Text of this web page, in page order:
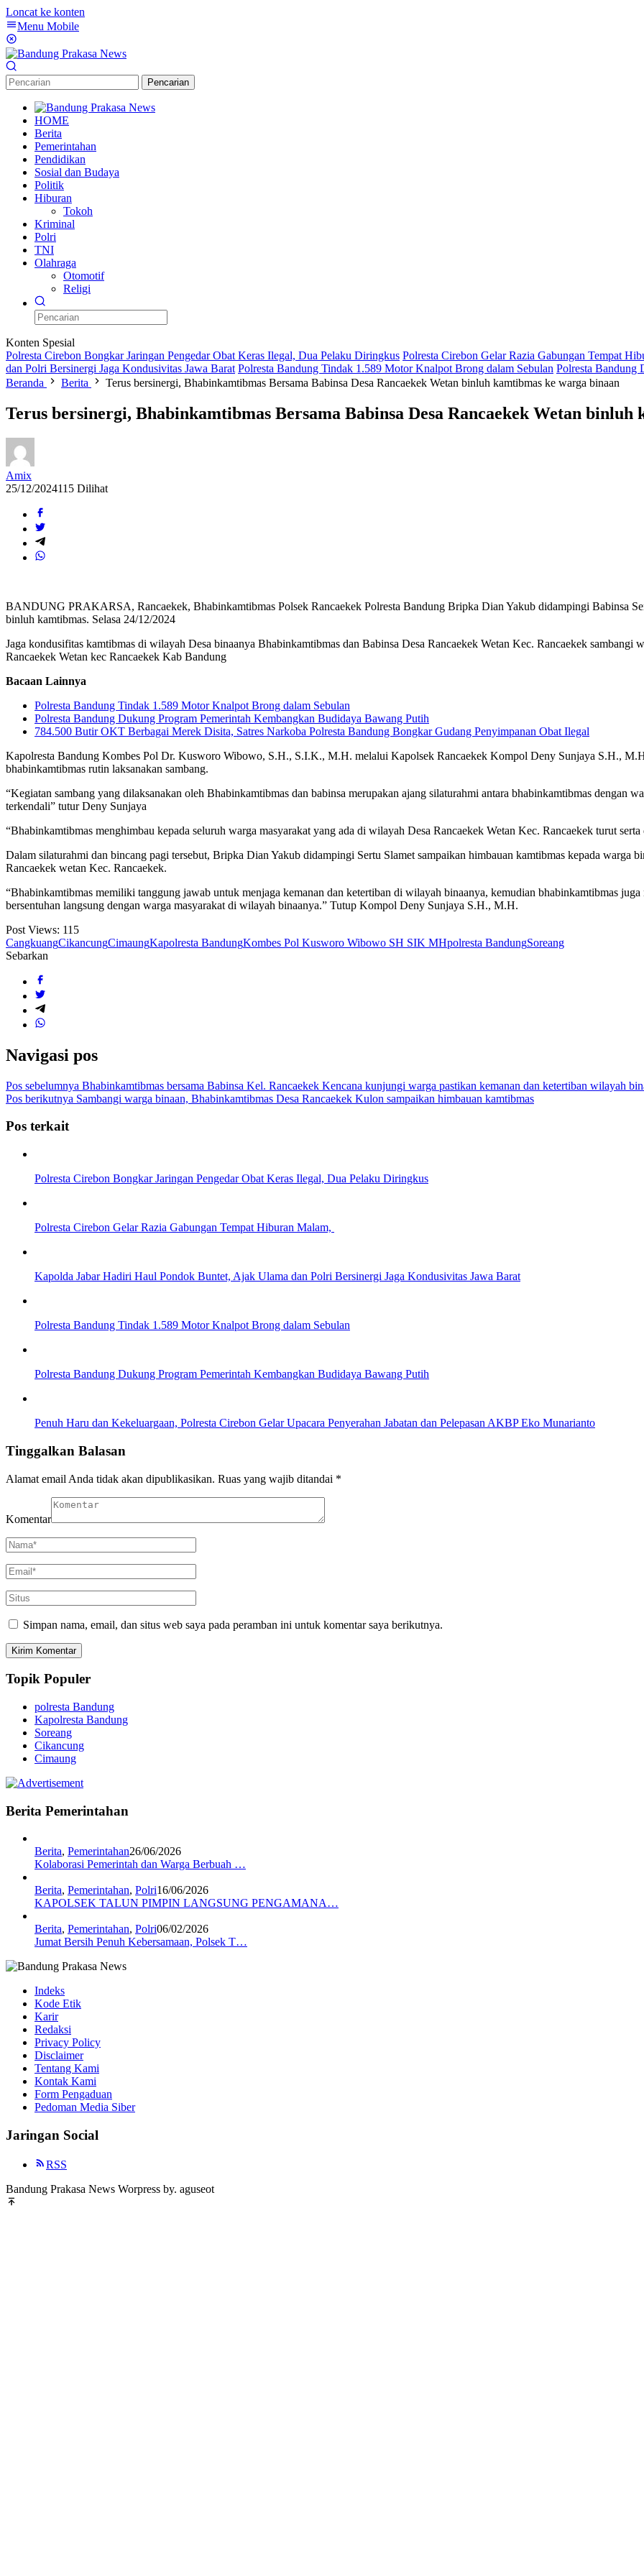
Loncat ke konten
Menu Mobile
Pencarian
HOME
Berita
Pemerintahan
Pendidikan
Sosial dan Budaya
Politik
Hiburan
Tokoh
Kriminal
Polri
TNI
Olahraga
Otomotif
Religi
Konten Spesial
Polresta Cirebon Bongkar Jaringan Pengedar Obat Keras Ilegal, Dua Pelaku Diringkus Polresta Cirebon Gelar Razia Gabungan Tempat
dan Polri Bersinergi Jaga Kondusivitas Jawa Barat Polresta Bandung Tindak 1.589 Motor Knalpot Brong dalam Sebulan Polresta Bandung
Beranda
Berita Terus bersinergi, Bhabinkamtibmas Bersama Babinsa Desa Rancaekek Wetan binluh kamtibmas ke warga binaan
Terus bersinergi, Bhabinkamtibmas Bersama Babinsa Desa Rancaekek Wetan binluh
Amix
25/12/2024115 Dilihat
BANDUNG PRAKARSA, Rancaekek, Bhabinkamtibmas Polsek Rancaekek Polresta Bandung Bripka Dian Yakub didampingi Babinsa
binluh kamtibmas. Selasa 24/12/2024
Jaga kondusifitas kamtibmas di wilayah Desa binaanya Bhabinkamtibmas dan Babinsa Desa Rancaekek Wetan Kec. Rancaekek
Rancaekek Wetan kec Rancaekek Kab Bandung
Bacaan Lainnya
Polresta Bandung Tindak 1.589 Motor Knalpot Brong dalam Sebulan
Polresta Bandung Dukung Program Pemerintah Kembangkan Budidaya Bawang Putih
784.500 Butir OKT Berbagai Merek Disita, Satres Narkoba Polresta Bandung Bongkar Gudang Penyimpanan Obat Ilegal
Kapolresta Bandung Kombes Pol Dr. Kusworo Wibowo, S.H., S.I.K., M.H. melalui Kapolsek Rancaekek Kompol Deny Sunjaya S.H.,
bhabinkamtibmas rutin laksanakan sambang.
“Kegiatan sambang yang dilaksanakan oleh Bhabinkamtibmas dan babinsa merupakan ajang silaturahmi antara bhabinkamtibmas dengan
terkendali” tutur Deny Sunjaya
“Bhabinkamtibmas menghimbau kepada seluruh warga masyarakat yang ada di wilayah Desa Rancaekek Wetan Kec. Rancaekek turut
Dalam silaturahmi dan bincang pagi tersebut, Bripka Dian Yakub didampingi Sertu Slamet sampaikan himbauan kamtibmas kepada warga
Rancaekek wetan Kec. Rancaekek.
“Bhabinkamtibmas memiliki tanggung jawab untuk menjaga kemanan dan ketertiban di wilayah binaanya, kemudian bhabinkamtibmas juga
bersentuhan langsung dengan warga masyarakat di wilayah binaanya.” Tutup Kompol Deny Sunjaya S.H., M.H.
Post Views: 115
CangkuangCikancungCimaungKapolresta BandungKombes Pol Kusworo Wibowo SH SIK MHpolresta BandungSoreang
Sebarkan
Navigasi pos
Pos sebelumnya Bhabinkamtibmas bersama Babinsa Kel. Rancaekek Kencana kunjungi warga pastikan kemanan dan ketertiban wilayah
Pos berikutnya Sambangi warga binaan, Bhabinkamtibmas Desa Rancaekek Kulon sampaikan himbauan kamtibmas
Pos terkait
Polresta Cirebon Bongkar Jaringan Pengedar Obat Keras Ilegal, Dua Pelaku Diringkus
Polresta Cirebon Gelar Razia Gabungan Tempat Hiburan Malam,
Kapolda Jabar Hadiri Haul Pondok Buntet, Ajak Ulama dan Polri Bersinergi Jaga Kondusivitas Jawa Barat
Polresta Bandung Tindak 1.589 Motor Knalpot Brong dalam Sebulan
Polresta Bandung Dukung Program Pemerintah Kembangkan Budidaya Bawang Putih
Penuh Haru dan Kekeluargaan, Polresta Cirebon Gelar Upacara Penyerahan Jabatan dan Pelepasan AKBP Eko Munarianto
Tinggalkan Balasan
Alamat email Anda tidak akan dipublikasikan. Ruas yang wajib ditandai *
Komentar
Simpan nama, email, dan situs web saya pada peramban ini untuk komentar saya berikutnya.
Topik Populer
polresta Bandung
Kapolresta Bandung
Soreang
Cikancung
Cimaung
Berita Pemerintahan
Berita, Pemerintahan26/06/2026
Kolaborasi Pemerintah dan Warga Berbuah …
Berita, Pemerintahan, Polri16/06/2026
KAPOLSEK TALUN PIMPIN LANGSUNG PENGAMANA…
Berita, Pemerintahan, Polri06/02/2026
Jumat Bersih Penuh Kebersamaan, Polsek T…
Indeks
Kode Etik
Karir
Redaksi
Privacy Policy
Disclaimer
Tentang Kami
Kontak Kami
Form Pengaduan
Pedoman Media Siber
Jaringan Social
RSS
Bandung Prakasa News Worpress by. aguseot